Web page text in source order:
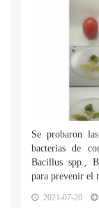
Se probaron
bacterias de
Bacillus spp.,
para prevenir el
2021-07-20